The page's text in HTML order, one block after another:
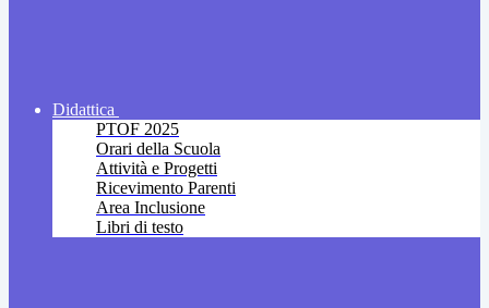
Didattica
PTOF 2025
Orari della Scuola
Attività e Progetti
Ricevimento Parenti
Area Inclusione
Libri di testo